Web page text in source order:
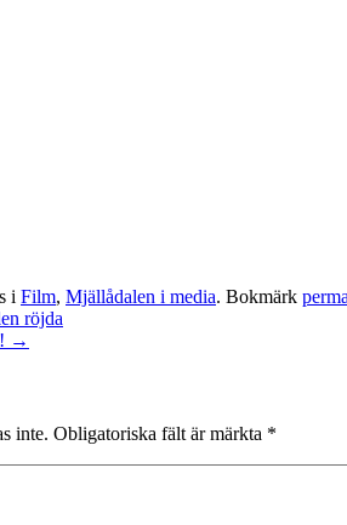
i Film, Mjällådalen i media. Bokmärk
röjda
→
inte. Obligatoriska fält är märkta *